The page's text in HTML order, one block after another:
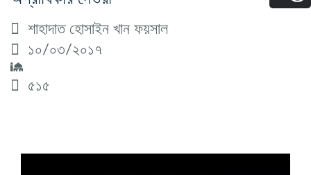
শাহাদাত হোসাইন খান ফয়সাল
১০/০৩/২০১৭
৫১৫